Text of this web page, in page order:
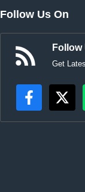
Follow Us On
Follow
Get